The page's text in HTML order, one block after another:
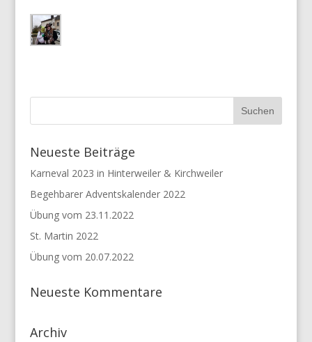
Neueste Beiträge
Karneval 2023 in Hinterweiler & Kirchweiler
Begehbarer Adventskalender 2022
Übung vom 23.11.2022
St. Martin 2022
Übung vom 20.07.2022
Neueste Kommentare
Archiv